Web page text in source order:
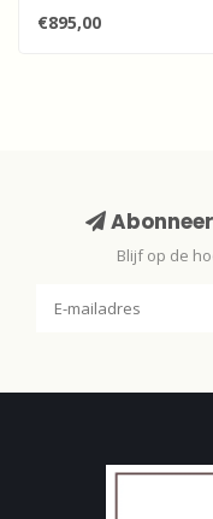
kunstenaar Moffat Peter
Lindn..
€895,00
Blijf op de